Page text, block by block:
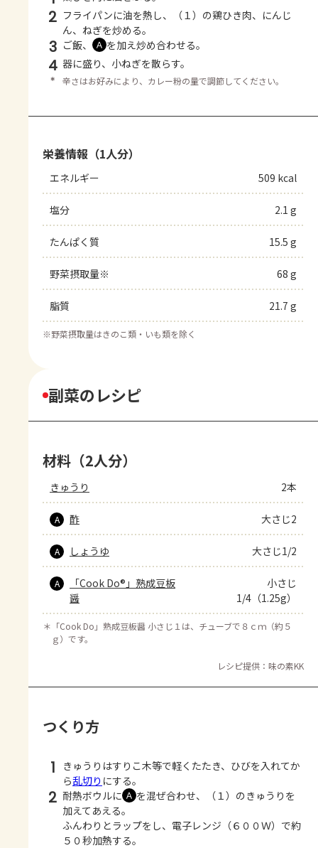
2 フライパンに油を熱し、（１）の鶏ひき肉、にんじ
ん、ねぎを炒める。
3 ご飯、 Ａ を加え炒め合わせる。
4 器に盛り、小ねぎを散らす。
＊ 辛さはお好みにより、カレー粉の量で調節してください。
栄養情報（1人分）
エネルギー 509 kcal
塩分 2.1 g
たんぱく質 15.5 g
野菜摂取量※ 68 g
脂質 21.7 g
※野菜摂取量はきのこ類・いも類を除く
副菜のレシピ
材料（2人分）
きゅうり 2本
A 酢 大さじ2
A しょうゆ 大さじ1/2
A
「Cook Do®」熟成豆板
醤
小さじ
1/4（1.25g）
＊ 「Cook Do」熟成豆板醤 小さじ１は、チューブで８ｃｍ（約５
ｇ）です。
レシピ提供：味の素KK
つくり方
1
きゅうりはすりこ木等で軽くたたき、ひびを入れてか
ら乱切り にする。
2 耐熱ボウルに Ａ を混ぜ合わせ、（１）のきゅうりを
加えてあえる。
ふんわりとラップをし、電子レンジ（６００Ｗ）で約
５０秒加熱する。